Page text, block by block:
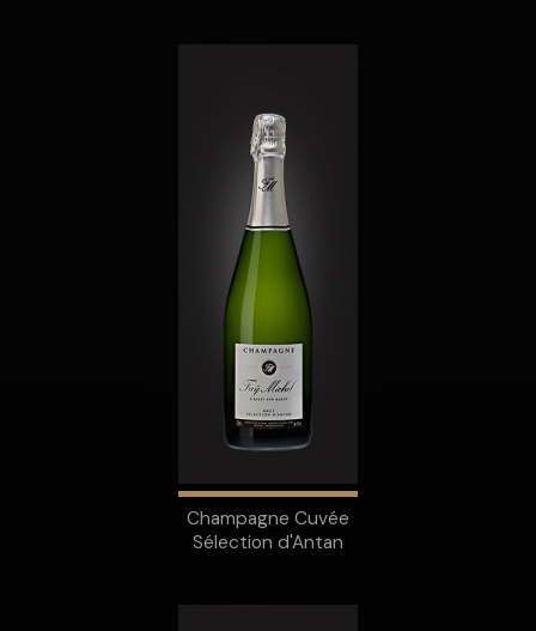
Champagne Cuvée
Sélection d'Antan